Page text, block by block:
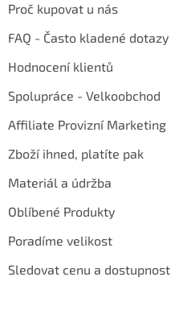
Proč kupovat u nás
FAQ - Často kladené dotazy
Hodnocení klientů
Spolupráce - Velkoobchod
Affiliate Provizní Marketing
Zboží ihned, platíte pak
Materiál a údržba
Oblíbené Produkty
Poradíme velikost
Sledovat cenu a dostupnost